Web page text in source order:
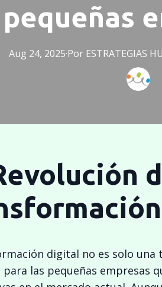
pequeñas
Aug 24, 2025·Por ESTRATEGIAS
digital no es solo una
las pequeñas empresas